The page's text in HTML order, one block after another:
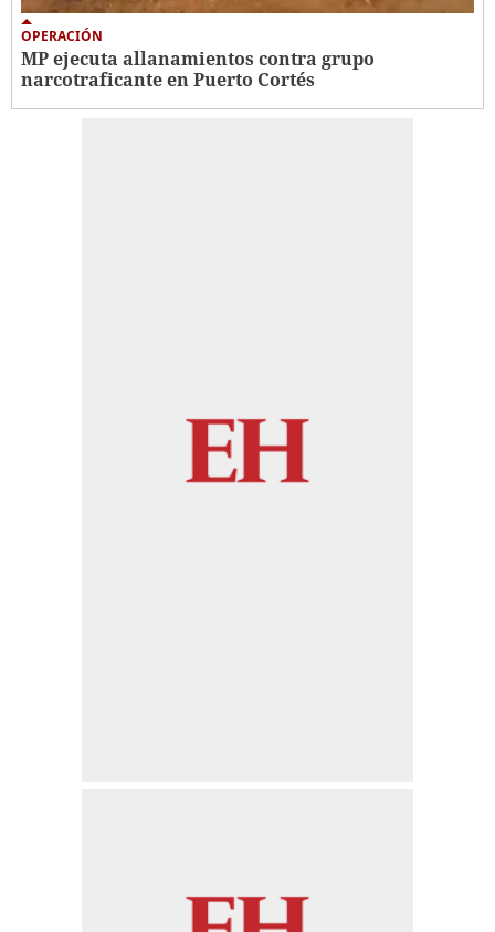
OPERACIÓN
MP ejecuta allanamientos contra grupo
narcotraficante en Puerto Cortés